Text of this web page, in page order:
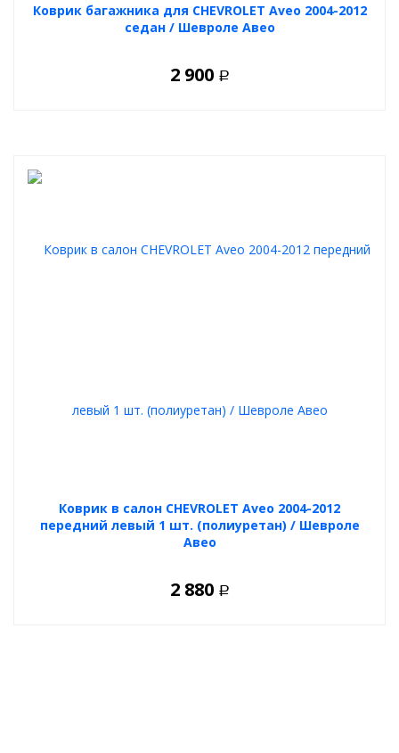
Коврик багажника для CHEVROLET Aveo 2004-2012
седан / Шевроле Авео
2 900 Р
Коврик в салон CHEVROLET Aveo 2004-2012
передний левый 1 шт. (полиуретан) / Шевроле
Авео
2 880 Р